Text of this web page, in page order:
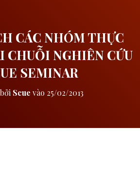
CÁC NHÓM THỰC
CHUỖI NGHIÊN CỨU
SEMINAR
Scue vào 25/02/2013